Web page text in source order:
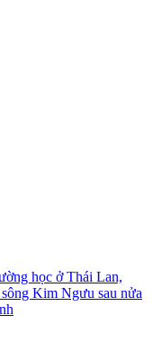
học ở Thái Lan,
Kim Ngưu sau nửa